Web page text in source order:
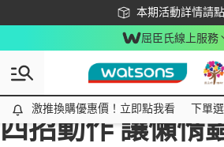
本期活動詳情請
下載app最高回饋
屈臣氏線上服務
激推換購優惠價！立即點我看
激推換購優惠價！立即點我看 下單
All
話題趨勢
四招動作 讓懶惰